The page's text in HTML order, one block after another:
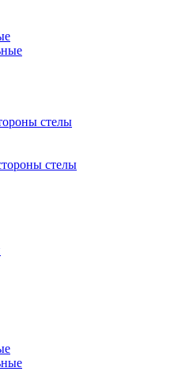
стелы
стелы